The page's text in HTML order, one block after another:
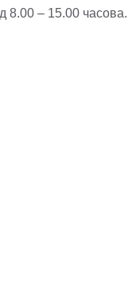
8.00 – 15.00 часова.